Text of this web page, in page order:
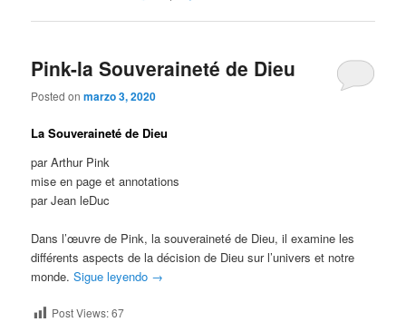
Pink-la Souveraineté de Dieu
Posted onmarzo 3, 2020
La Souveraineté de Dieu
par Arthur Pink
mise en page et annotations
par Jean leDuc
Dans l’œuvre de Pink, la souveraineté de Dieu, il examine les
différents aspects de la décision de Dieu sur l’univers et notre
monde.Sigue leyendo →
Post Views:67